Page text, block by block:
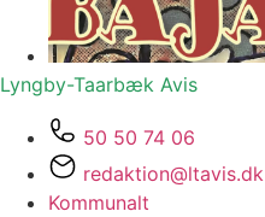
Lyngby-Taarbæk Avis
50 50 74 06
redaktion@ltavis.dk
Kommunalt